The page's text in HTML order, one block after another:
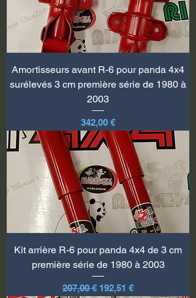
Amortisseurs avant R-6 pour panda 4x4
surélevés 3 cm première série de 1980 à
2003
Prix
342,00 €
Kit arrière R-6 pour panda 4x4 de 3 cm
première série de 1980 à 2003
Prix original
207,00 € Prix promotionnel
192,51 €